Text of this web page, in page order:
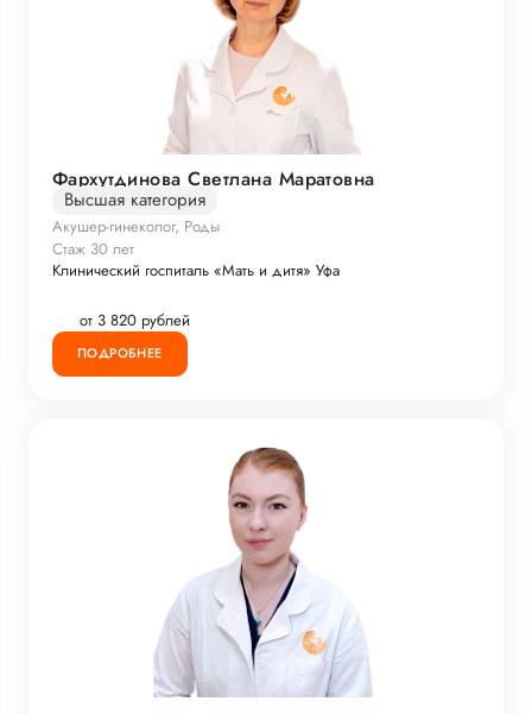
Фархутдинова Светлана Маратовна
Высшая категория
Акушер-гинеколог, Роды
Стаж 30 лет
Клинический госпиталь «Мать и дитя» Уфа
от 3 820 рублей
ПОДРОБНЕЕ